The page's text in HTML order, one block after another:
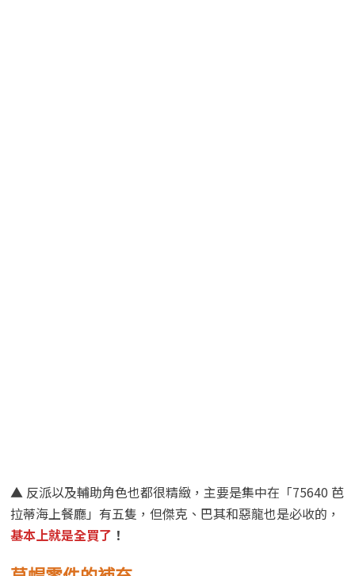
▲ 反派以及輔助角色也都很精緻，主要是集中在「75640 芭
拉蒂海上餐廳」有五隻，但傑克、巴其和惡龍也是必收的，
基本上就是全買了 ！